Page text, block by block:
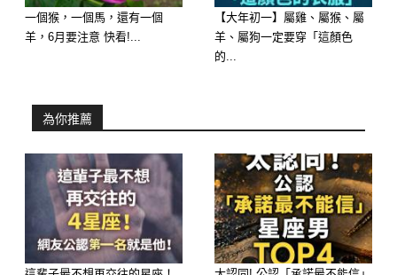
想像屋外寒風刺骨，妳回到家，桌上有
直覺會選哪一碗？
A. 濃郁滋補的【麻油雞湯】
B. 鮮甜清爽的【蛤蜊冬瓜湯】
C. 料多實在的【酸辣湯】
一個猴，一個馬，還有一個
羊，6月要注意 快看!...
【大年初一】屬雞、屬猴、屬
羊、屬狗一定要穿「這顏色
的...
為你推薦